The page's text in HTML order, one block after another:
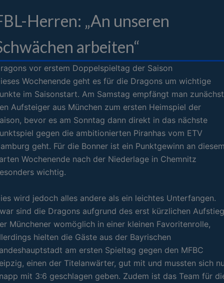
Herren: „An unseren
arbeiten“
vor erstem Doppelspieltag der Saison
Wochenende geht es für die Dragons um wichtige
im Saisonstart. Am Samstag empfängt man zunächst
Aufsteiger aus München zum ersten Heimspiel der
bevor es am Sonntag dann direkt in das nächste
gegen die ambitionierten Piranhas vom ETV
geht. Für die Bonner ist ein Punktgewinn an
Wochenende nach der Niederlage in Chemnitz
wichtig.
wird jedoch alles andere als ein leichtes Unterfangen.
sind die Dragons aufgrund des erst kürzlichen
Münchener womöglich in einer kleinen Favoritenrolle,
hielten die Gäste aus der Bayrischen
am ersten Spieltag gegen den MFBC
einen der Titelanwärter, gut mit und mussten sich
mit 3:6 geschlagen geben. Zudem ist das Team für